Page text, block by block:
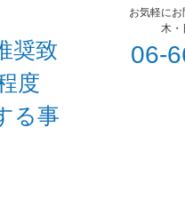
奨致
度
る事
お気軽にお
木・
06-